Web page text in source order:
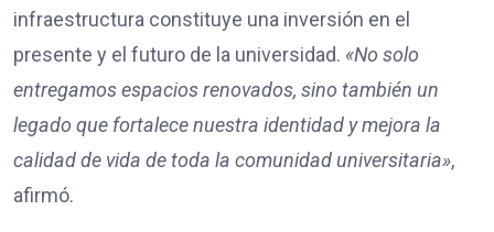
infraestructura constituye una inversión en el
presente y el futuro de la universidad. «No solo
entregamos espacios renovados, sino también un
legado que fortalece nuestra identidad y mejora la
calidad de vida de toda la comunidad universitaria»,
afirmó.